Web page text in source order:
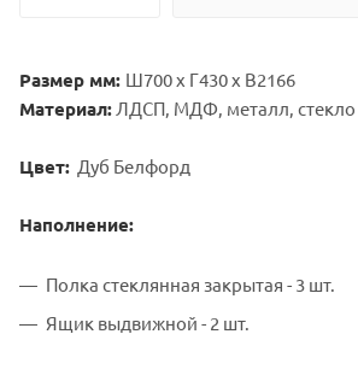
Размер мм: Ш700 х Г430 х В2166
Материал: ЛДСП, МДФ, металл, стекло
Цвет: Дуб Белфорд
Наполнение:
Полка стеклянная закрытая - 3 шт.
Ящик выдвижной - 2 шт.